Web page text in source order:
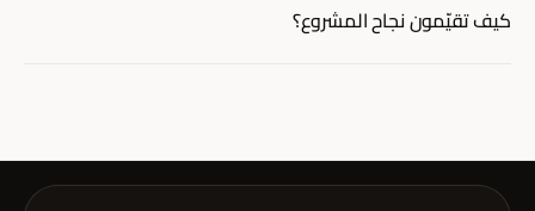
تغطي عدة أسواق ولغات وقنوات تسويقية مختلفة في آنٍ واحد.
كيف تقيّمون نجاح المشروع؟